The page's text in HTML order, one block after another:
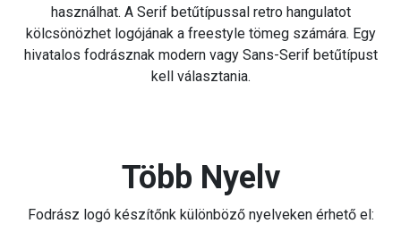
használhat. A Serif betűtípussal retro hangulatot
kölcsönözhet logójának a freestyle tömeg számára. Egy
hivatalos fodrásznak modern vagy Sans-Serif betűtípust
kell választania.
Több Nyelv
Fodrász logó készítőnk különböző nyelveken érhető el: